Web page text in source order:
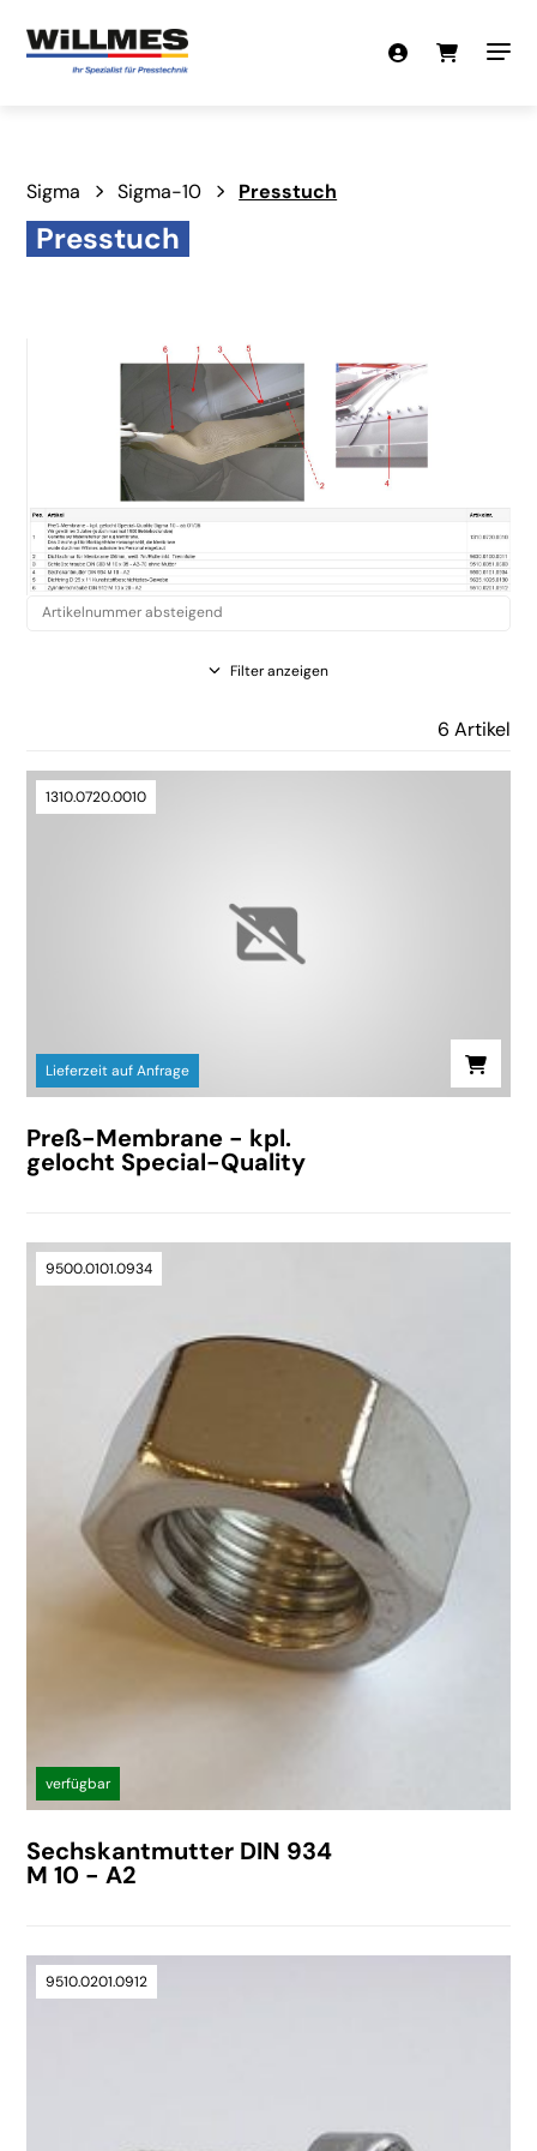
Sigma Sigma-10 Presstuch
Presstuch
Filter anzeigen
6 Artikel
1310.0720.0010
Lieferzeit auf Anfrage
Preß-Membrane - kpl.
gelocht Special-Quality
9500.0101.0934
verfügbar
Sechskantmutter DIN 934
M 10 - A2
9510.0201.0912